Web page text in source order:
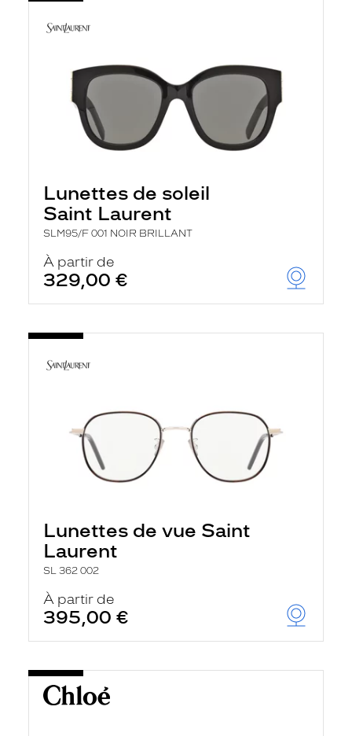
Lunettes de soleil
Saint Laurent
SLM95/F 001 NOIR BRILLANT
À partir de
329,00 €
Lunettes de vue Saint
Laurent
SL 362 002
À partir de
395,00 €